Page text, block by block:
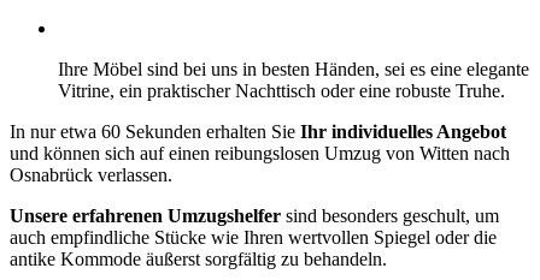
Ihre Möbel sind bei uns in besten Händen, sei es eine elegante
Vitrine, ein praktischer Nachttisch oder eine robuste Truhe.
In nur etwa 60 Sekunden erhalten Sie Ihr individuelles Angebot
und können sich auf einen reibungslosen Umzug von Witten nach
Osnabrück verlassen.
Unsere erfahrenen Umzugshelfer sind besonders geschult, um
auch empfindliche Stücke wie Ihren wertvollen Spiegel oder die
antike Kommode äußerst sorgfältig zu behandeln.